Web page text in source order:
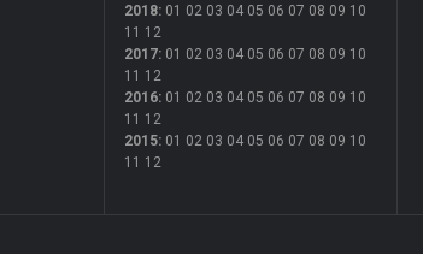
2018: 01 02 03 04 05 06 07 08 09 10
11 12
2017: 01 02 03 04 05 06 07 08 09 10
11 12
2016: 01 02 03 04 05 06 07 08 09 10
11 12
2015: 01 02 03 04 05 06 07 08 09 10
11 12